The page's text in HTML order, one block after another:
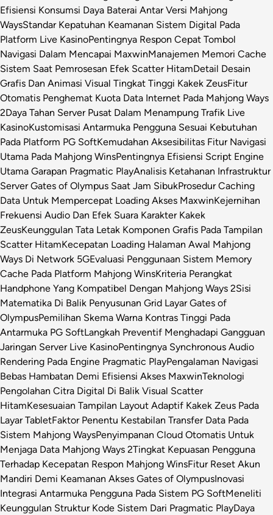
Efisiensi Konsumsi Daya Baterai Antar Versi Mahjong
WaysStandar Kepatuhan Keamanan Sistem Digital Pada
Platform Live KasinoPentingnya Respon Cepat Tombol
Navigasi Dalam Mencapai MaxwinManajemen Memori Cache
Sistem Saat Pemrosesan Efek Scatter HitamDetail Desain
Grafis Dan Animasi Visual Tingkat Tinggi Kakek ZeusFitur
Otomatis Penghemat Kuota Data Internet Pada Mahjong Ways
2Daya Tahan Server Pusat Dalam Menampung Trafik Live
KasinoKustomisasi Antarmuka Pengguna Sesuai Kebutuhan
Pada Platform PG SoftKemudahan Aksesibilitas Fitur Navigasi
Utama Pada Mahjong WinsPentingnya Efisiensi Script Engine
Utama Garapan Pragmatic PlayAnalisis Ketahanan Infrastruktur
Server Gates of Olympus Saat Jam SibukProsedur Caching
Data Untuk Mempercepat Loading Akses MaxwinKejernihan
Frekuensi Audio Dan Efek Suara Karakter Kakek
ZeusKeunggulan Tata Letak Komponen Grafis Pada Tampilan
Scatter HitamKecepatan Loading Halaman Awal Mahjong
Ways Di Network 5GEvaluasi Penggunaan Sistem Memory
Cache Pada Platform Mahjong WinsKriteria Perangkat
Handphone Yang Kompatibel Dengan Mahjong Ways 2Sisi
Matematika Di Balik Penyusunan Grid Layar Gates of
OlympusPemilihan Skema Warna Kontras Tinggi Pada
Antarmuka PG SoftLangkah Preventif Menghadapi Gangguan
Jaringan Server Live KasinoPentingnya Synchronous Audio
Rendering Pada Engine Pragmatic PlayPengalaman Navigasi
Bebas Hambatan Demi Efisiensi Akses MaxwinTeknologi
Pengolahan Citra Digital Di Balik Visual Scatter
HitamKesesuaian Tampilan Layout Adaptif Kakek Zeus Pada
Layar TabletFaktor Penentu Kestabilan Transfer Data Pada
Sistem Mahjong WaysPenyimpanan Cloud Otomatis Untuk
Menjaga Data Mahjong Ways 2Tingkat Kepuasan Pengguna
Terhadap Kecepatan Respon Mahjong WinsFitur Reset Akun
Mandiri Demi Keamanan Akses Gates of OlympusInovasi
Integrasi Antarmuka Pengguna Pada Sistem PG SoftMeneliti
Keunggulan Struktur Kode Sistem Dari Pragmatic PlayDaya